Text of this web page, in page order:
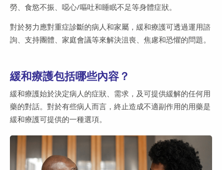
勞、食慾不振、噁心/嘔吐和睡眠不足等身體症狀。
對於努力應對重症診斷的病人和家屬，緩和療護可透過運用諮
詢、支持團體、家庭會議等來解決沮喪、焦慮和恐懼的問題。
緩和療護包括哪些內容？
緩和療護始於決定病人的症狀、需求，及可提供緩解的任何用
藥的對話。對於有些病人而言，終止造成不適副作用的用藥是
緩和療護可提供的一種選項。